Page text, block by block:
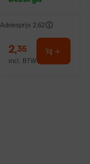
Adviesprijs 2,62
2,35
incl. BTW